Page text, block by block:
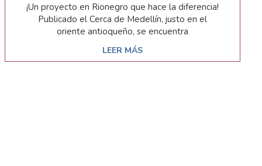
¡Un proyecto en Rionegro que hace la diferencia!
Publicado el Cerca de Medellín, justo en el
oriente antioqueño, se encuentra
LEER MÁS